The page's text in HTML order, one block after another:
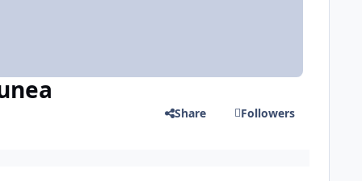
Share Followers